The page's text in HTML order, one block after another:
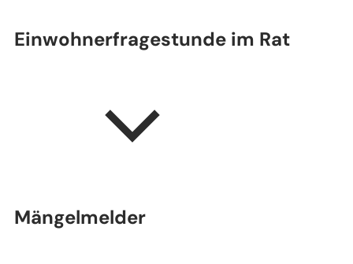
Einwohnerfragestunde im Rat
Mängelmelder